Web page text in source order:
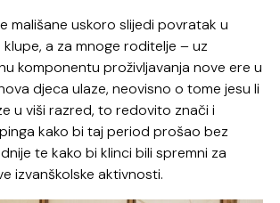
mališane uskoro slijedi povratak u
klupe, a za mnoge roditelje – uz
komponentu proživljavanja nove ere u
djeca ulaze, neovisno o tome jesu li
u viši razred, to redovito znači i
kako bi taj period prošao bez
te kako bi klinci bili spremni za
izvanškolske aktivnosti.